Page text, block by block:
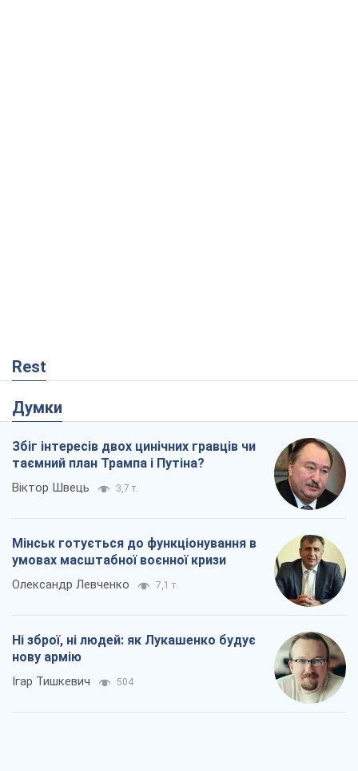
Rest
Думки
Збіг інтересів двох цинічних гравців чи
таємний план Трампа і Путіна?
Віктор Швець 3,7 т.
Мінськ готується до функціонування в
умовах масштабної воєнної кризи
Олександр Левченко 7,1 т.
Ні зброї, ні людей: як Лукашенко будує
нову армію
Ігар Тишкевич 504